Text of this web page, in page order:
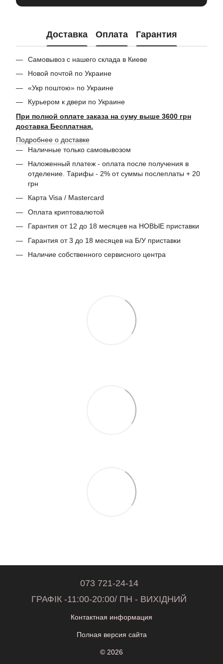
Доставка Оплата Гарантия
Самовывоз с нашего склада в Киеве
Новой почтой по Украине
«Укр поштою» по Украине
Курьером к двери по Украине
При полной оплате заказа на суму выше 3600 грн
доставка Бесплатная.
Подробнее о доставке
Наличные только самовывозом
Наложенный платеж - оплата после получения в
отделение. Тарифы - 2% от суммы послеплаты + 20
грн
Карта Visa / Mastercard
Оплата криптовалютой
Гарантия от 12 до 18 месяцев на НОВЫЕ приставки
Гарантия от 3 до 18 месяцев на Б/У приставки
Наличие собственного сервисного центра
073 721-24-14
ГРАФІК -11:00-20:00/ ПН - ВИХІДНИЙ
Контактная информация
Полная версия сайта
© 2026